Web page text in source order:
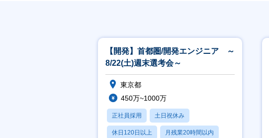
【開発】首都圏/開発エンジニア ～
8/22(土)週末選考会～
東京都
450万~1000万
正社員採用 土日祝休み
休日120日以上 月残業20時間以内